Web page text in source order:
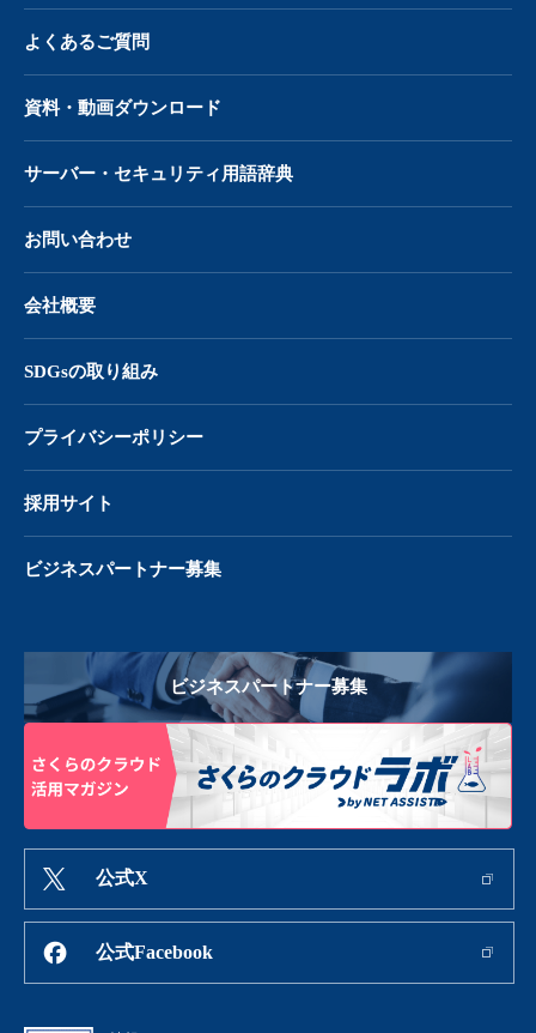
よくあるご質問
資料・動画ダウンロード
サーバー・ セキュリティ用語辞典
お問い合わせ
会社概要
SDGsの取り組み
プライバシーポリシー
採用サイト
ビジネスパートナー募集
ビジネスパートナー募集
公式X
公式Facebook